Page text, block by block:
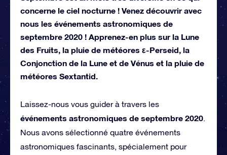
concerne le ciel nocturne ! Venez découvrir avec
nous les événements astronomiques de
septembre 2020 ! Apprenez-en plus sur la Lune
des Fruits, la pluie de météores ε-Perseid, la
Conjonction de la Lune et de Vénus et la pluie de
météores Sextantid.
Laissez-nous vous guider à travers les
événements astronomiques de septembre 2020.
Nous avons sélectionné quatre événements
astronomiques fascinants, spécialement pour